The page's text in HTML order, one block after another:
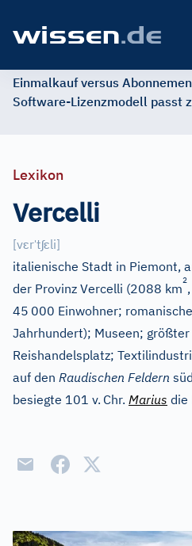
Einmalkauf versus
Software-Lizenzmodell passt
Lexikon
Vercelli
[vɛrˈtʃɛli]
italienische Stadt in Piemont,
der Provinz Vercelli (2088 km
2
45 000 Einwohner;
Jahrhundert); Museen;
Reishandelsplatz;
auf den Raudischen Feldern
besiegte 101 v. Chr. Marius die